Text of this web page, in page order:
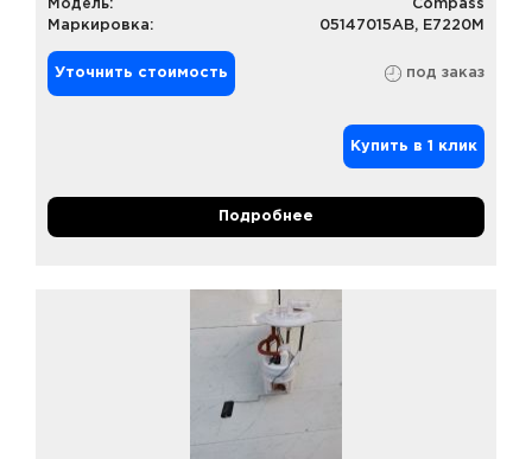
Модель:
Compass
Маркировка:
05147015AB, E7220M
Уточнить стоимость под заказ
Купить в 1 клик
Подробнее